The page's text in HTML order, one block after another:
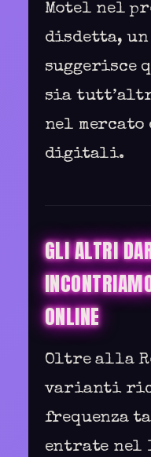
Motel nel
disdetta, un
suggerisce
sia
nel
digitali.
GLI ALTRI
ONLINE
Oltre alla
varianti
frequenza
entrate nel